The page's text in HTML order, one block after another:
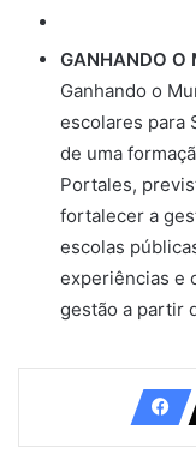
GANHANDO O
Ganhando o
escolares para
de uma
Portales,
fortalecer a
escolas
experiências e
gestão a partir